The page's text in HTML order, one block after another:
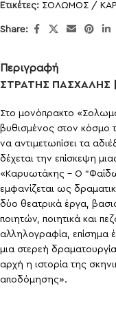
Ετικέτες: ΣΟΛΩΜΟΣ /
Share:
Περιγραφή
ΣΤΡΑΤΗΣ ΠΑΣΧΑΛΗΣ
Στο μονόπρακτο
βυθισμένος στον κόσμο
να αντιμετωπίσει τα
δέχεται την επίσκεψη
«Καρυωτάκης – Ο
εμφανίζεται ως
δύο θεατρικά έργα,
ποιητών, ποιητικά και
αλληλογραφία, επίσημα
μια στερεή
αρχή η ιστορία της
αποδόμησης».